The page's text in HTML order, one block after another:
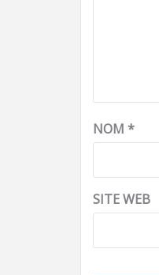
NOM *
SITE WEB